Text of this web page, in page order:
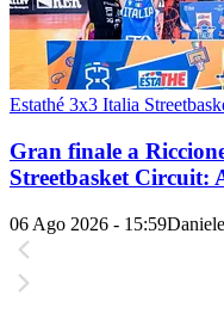
Estathé 3x3 Italia
Gran finale a
Streetbasket Circuit:
06 Ago 2026 - 15:59